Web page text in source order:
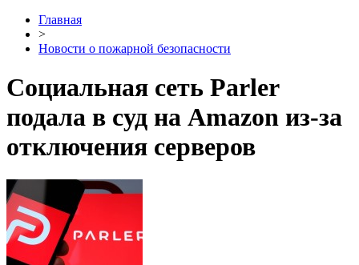
Главная
>
Новости о пожарной безопасности
Социальная сеть Parler
подала в суд на Amazon из-за
отключения серверов